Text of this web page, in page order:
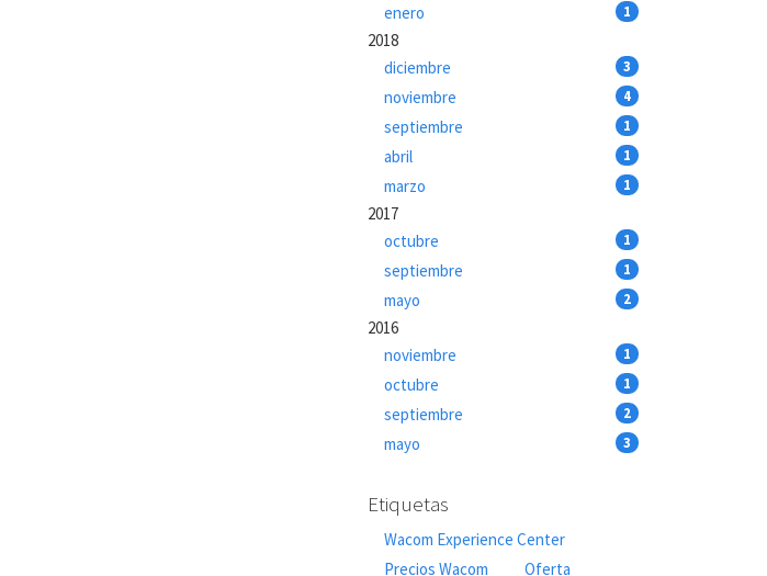
enero 1
2018
diciembre
3
noviembre 4
septiembre 1
abril 1
marzo 1
2017
octubre
1
septiembre 1
mayo 2
2016
noviembre
1
octubre 1
septiembre 2
mayo 3
Etiquetas
Wacom Experience Center
Precios Wacom
Oferta